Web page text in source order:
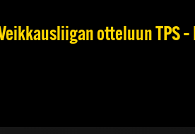
otteluun TPS